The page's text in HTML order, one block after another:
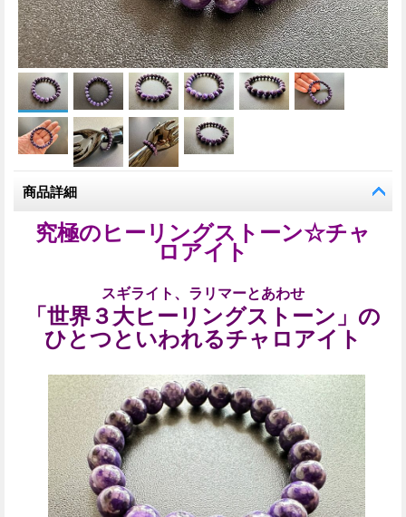
商品詳細
究極のヒーリングストーン☆チャ
ロアイト
スギライト、ラリマーとあわせ
「世界３大ヒーリングストーン」の
ひとつといわれるチャロアイト